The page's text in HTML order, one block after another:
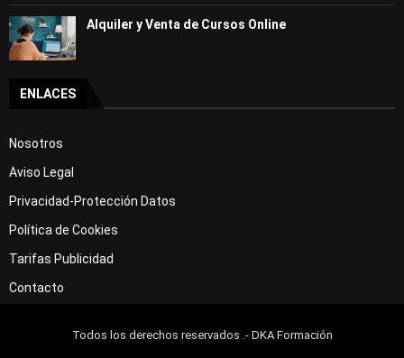
Alquiler y Venta de Cursos Online
ENLACES
Nosotros
Aviso Legal
Privacidad-Protección Datos
Política de Cookies
Tarifas Publicidad
Contacto
Todos los derechos reservados .- DKA Formación